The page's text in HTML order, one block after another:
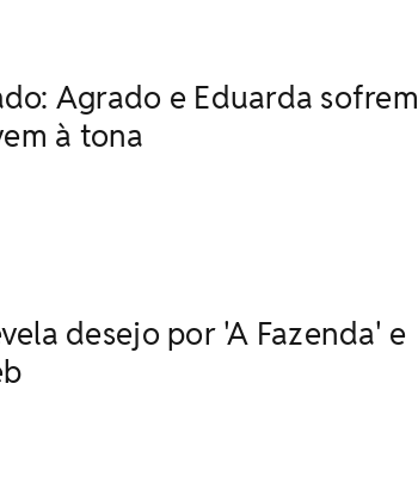
Agrado e Eduarda sofrem
à tona
desejo por 'A Fazenda' e